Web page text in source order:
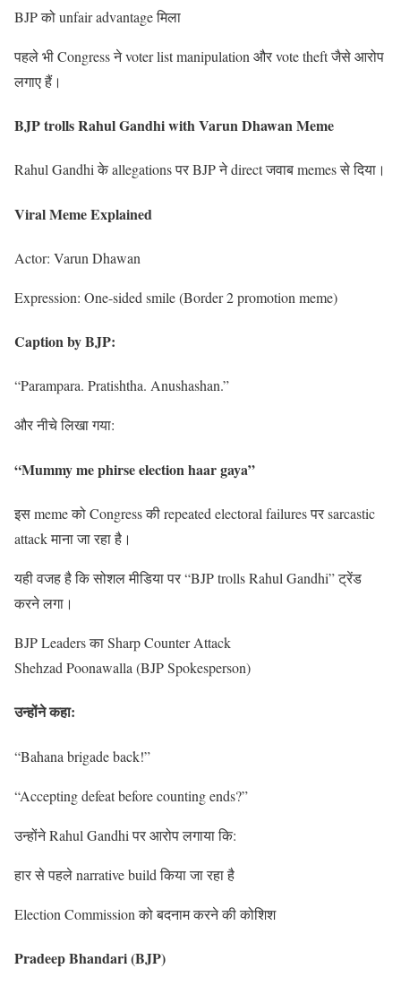
BJP को unfair advantage मिला
पहले भी Congress ने voter list manipulation और vote theft जैसे आरोप
लगाए हैं।
BJP trolls Rahul Gandhi with Varun Dhawan Meme
Rahul Gandhi के allegations पर BJP ने direct जवाब memes से दिया।
Viral Meme Explained
Actor: Varun Dhawan
Expression: One-sided smile (Border 2 promotion meme)
Caption by BJP:
“Parampara. Pratishtha. Anushashan.”
और नीचे लिखा गया:
“Mummy me phirse election haar gaya”
इस meme को Congress की repeated electoral failures पर sarcastic
attack माना जा रहा है।
यही वजह है कि सोशल मीडिया पर “BJP trolls Rahul Gandhi” ट्रेंड
करने लगा।
BJP Leaders का Sharp Counter Attack
Shehzad Poonawalla (BJP Spokesperson)
उन्होंने कहा:
“Bahana brigade back!”
“Accepting defeat before counting ends?”
उन्होंने Rahul Gandhi पर आरोप लगाया कि:
हार से पहले narrative build किया जा रहा है
Election Commission को बदनाम करने की कोशिश
Pradeep Bhandari (BJP)